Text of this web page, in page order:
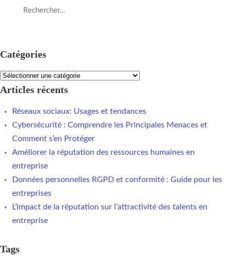
Catégories
Articles récents
Réseaux sociaux: Usages et tendances
Cybersécurité : Comprendre les Principales Menaces et
Comment s’en Protéger
Améliorer la réputation des ressources humaines en
entreprise
Données personnelles RGPD et conformité : Guide pour les
entreprises
L’impact de la réputation sur l’attractivité des talents en
entreprise
Tags